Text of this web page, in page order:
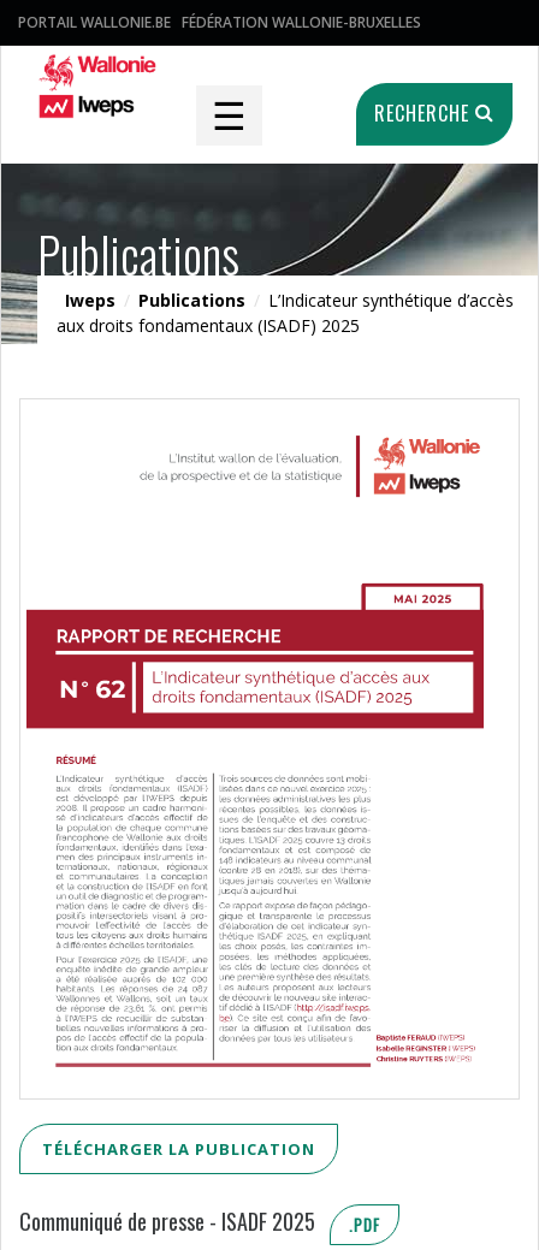
PORTAIL WALLONIE.BE FÉDÉRATION WALLONIE-BRUXELLES
☰ RECHERCHE
Publications
Iweps / Publications / L’Indicateur synthétique d’accès
aux droits fondamentaux (ISADF) 2025
TÉLÉCHARGER LA PUBLICATION
Communiqué de presse - ISADF 2025 .PDF